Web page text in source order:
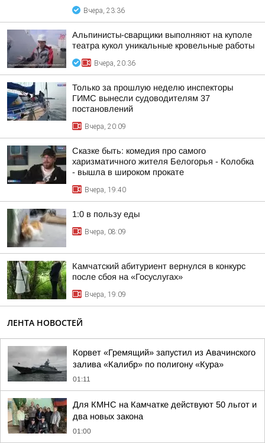
Вчера, 23:36
Альпинисты-сварщики выполняют на куполе
театра кукол уникальные кровельные работы
Вчера, 20:36
Только за прошлую неделю инспекторы
ГИМС вынесли судоводителям 37
постановлений
Вчера, 20:09
Сказке быть: комедия про самого
харизматичного жителя Белогорья - Колобка
- вышла в широком прокате
Вчера, 19:40
1:0 в пользу еды
Вчера, 08:09
Камчатский абитуриент вернулся в конкурс
после сбоя на «Госуслугах»
Вчера, 19:09
ЛЕНТА НОВОСТЕЙ
Корвет «Гремящий» запустил из Авачинского
залива «Калибр» по полигону «Кура»
01:11
Для КМНС на Камчатке действуют 50 льгот и
два новых закона
01:00